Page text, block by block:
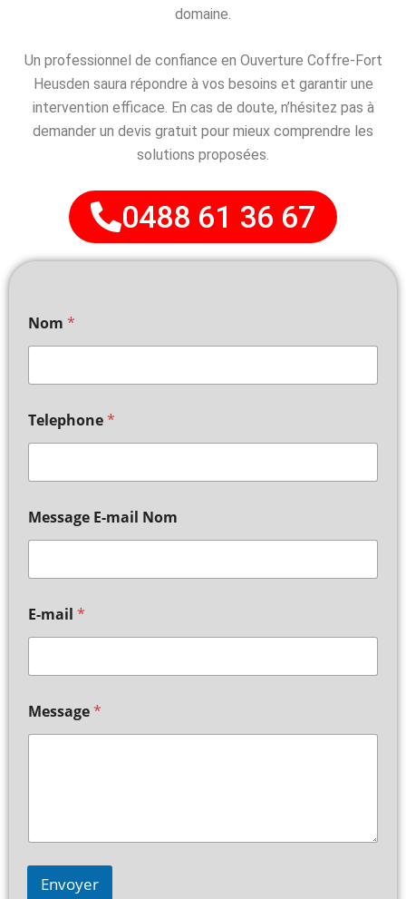
domaine.
Un professionnel de confiance en Ouverture Coffre-Fort
Heusden saura répondre à vos besoins et garantir une
intervention efficace. En cas de doute, n’hésitez pas à
demander un devis gratuit pour mieux comprendre les
solutions proposées.
0488 61 36 67
Nom *
Telephone*
Message E-mail Nom
E-mail *
Message*
Envoyer